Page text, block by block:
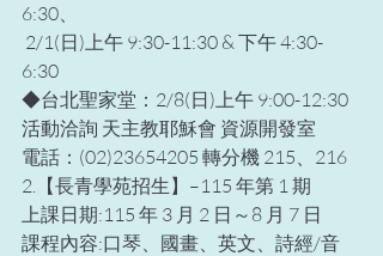
6:30、
6:30
◆台北聖家堂：2/8(日)上午 9:00-12:30
活動洽詢 天主教耶穌會 資源開發室
電話：(02)23654205 轉分機 215、216
2.【長青學苑招生】–115 年第 1 期
上課日期:115 年 3 月 2 日～8 月 7 日
課程內容:口琴、國畫、英文、詩經/音